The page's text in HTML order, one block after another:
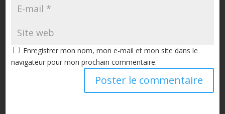
Enregistrer mon nom, mon e-mail et mon site dans le
navigateur pour mon prochain commentaire.